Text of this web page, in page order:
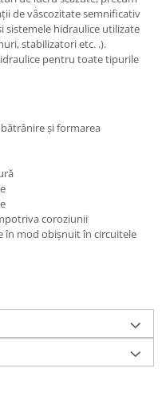
de vâscozitate semnificativ
sistemele hidraulice utilizate
stabilizatori etc. .).
pentru toate tipurile
și formarea
coroziunii
în mod obișnuit în circuitele